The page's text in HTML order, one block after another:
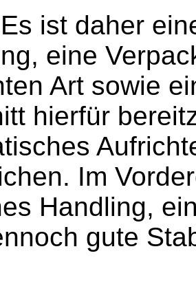
Es ist daher
eine
Art sowie
hierfür
Im
Handling,
gute